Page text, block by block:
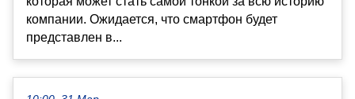
компании. Ожидается, что смартфон будет
представлен в...